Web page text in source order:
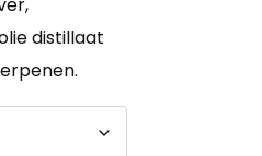
distillaat